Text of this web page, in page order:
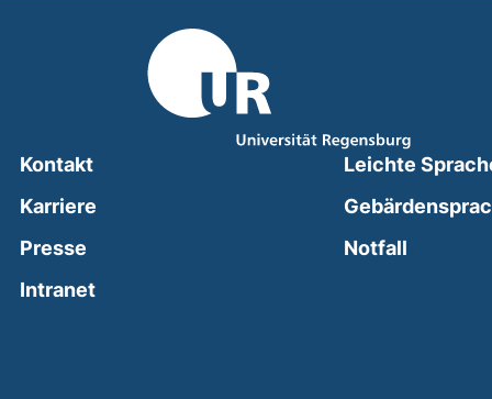
Kontakt
Karriere
Presse
Intranet(external link, opens in a new window)
Leichte
Notfall